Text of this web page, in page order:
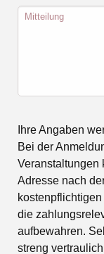
Mitteilung
Ihre Angaben
Bei der
Veranstaltungen
Adresse nach
die
aufbewahren.
streng